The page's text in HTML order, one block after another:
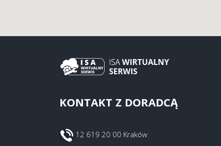
KONTAKT Z DORADCĄ
12 619 20 00 Kraków